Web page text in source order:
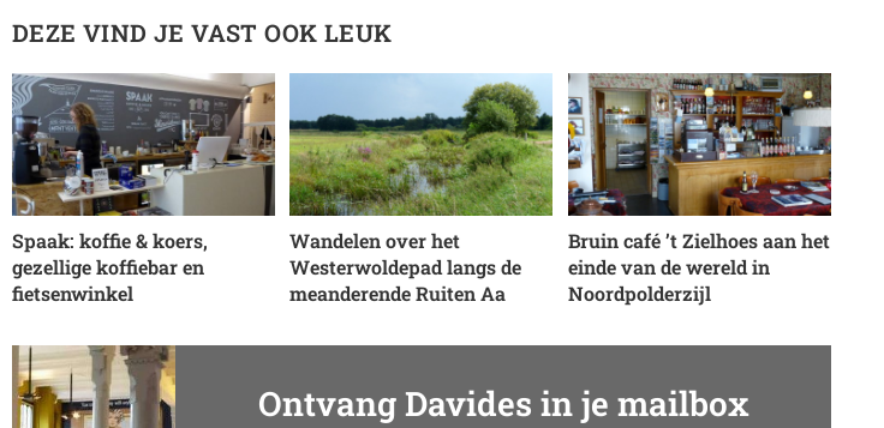
DEZE VIND JE VAST OOK LEUK
Spaak: koffie & koers,
gezellige koffiebar en
fietsenwinkel
Wandelen over het
Westerwoldepad langs de
meanderende Ruiten Aa
Bruin café ’t Zielhoes aan het
einde van de wereld in
Noordpolderzijl
Ontvang Davides in je mailbox